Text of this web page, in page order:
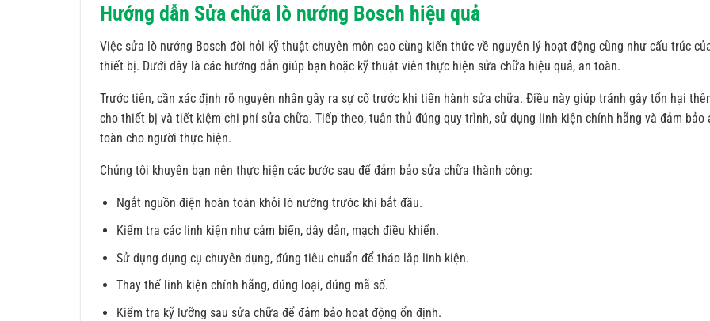
Hướng dẫn Sửa chữa lò nướng Bosch hiệu quả
Việc sửa lò nướng Bosch đòi hỏi kỹ thuật chuyên môn cao cùng kiến thức về nguyên lý hoạt động cũng như cấu trúc
thiết bị. Dưới đây là các hướng dẫn giúp bạn hoặc kỹ thuật viên thực hiện sửa chữa hiệu quả, an toàn.
Trước tiên, cần xác định rõ nguyên nhân gây ra sự cố trước khi tiến hành sửa chữa. Điều này giúp tránh gây tổn hại
cho thiết bị và tiết kiệm chi phí sửa chữa. Tiếp theo, tuân thủ đúng quy trình, sử dụng linh kiện chính hãng và đảm bảo
toàn cho người thực hiện.
Chúng tôi khuyên bạn nên thực hiện các bước sau để đảm bảo sửa chữa thành công:
Ngắt nguồn điện hoàn toàn khỏi lò nướng trước khi bắt đầu.
Kiểm tra các linh kiện như cảm biến, dây dẫn, mạch điều khiển.
Sử dụng dụng cụ chuyên dụng, đúng tiêu chuẩn để tháo lắp linh kiện.
Thay thế linh kiện chính hãng, đúng loại, đúng mã số.
Kiểm tra kỹ lưỡng sau sửa chữa để đảm bảo hoạt động ổn định.